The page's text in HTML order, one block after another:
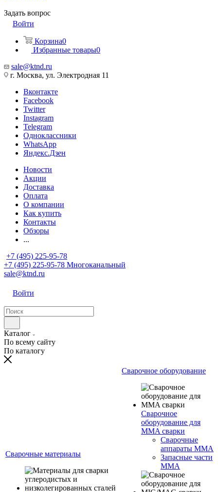
Задать вопрос
Войти
Корзина0
Избранные товары0
sale@ktnd.ru
г. Москва, ул. Электродная 11
Вконтакте
Facebook
Twitter
Instagram
Telegram
Одноклассники
WhatsApp
Яндекс.Дзен
Новости
Акции
Доставка
Оплата
О компании
Как купить
Контакты
Обзоры
...
+7 (495) 225-95-78
+7 (495) 225-95-78 Многоканальный
sale@ktnd.ru
Войти
Каталог
По всему сайту
По каталогу
Сварочные материалы
Сварочное оборудование
Сварочное
оборудование для
MMA сварки
Сварочные
аппараты MMA
Запасные части
MMA